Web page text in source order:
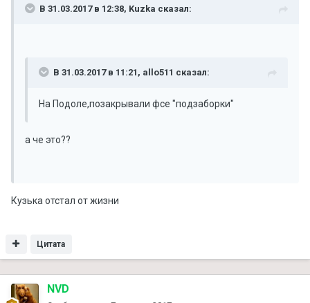
В 31.03.2017 в 12:38, Kuzka сказал:
В 31.03.2017 в 11:21, allo511 сказал:
На Подоле,позакрывали фсе "подзаборки"
а че это??
Кузька отстал от жизни
Цитата
NVD